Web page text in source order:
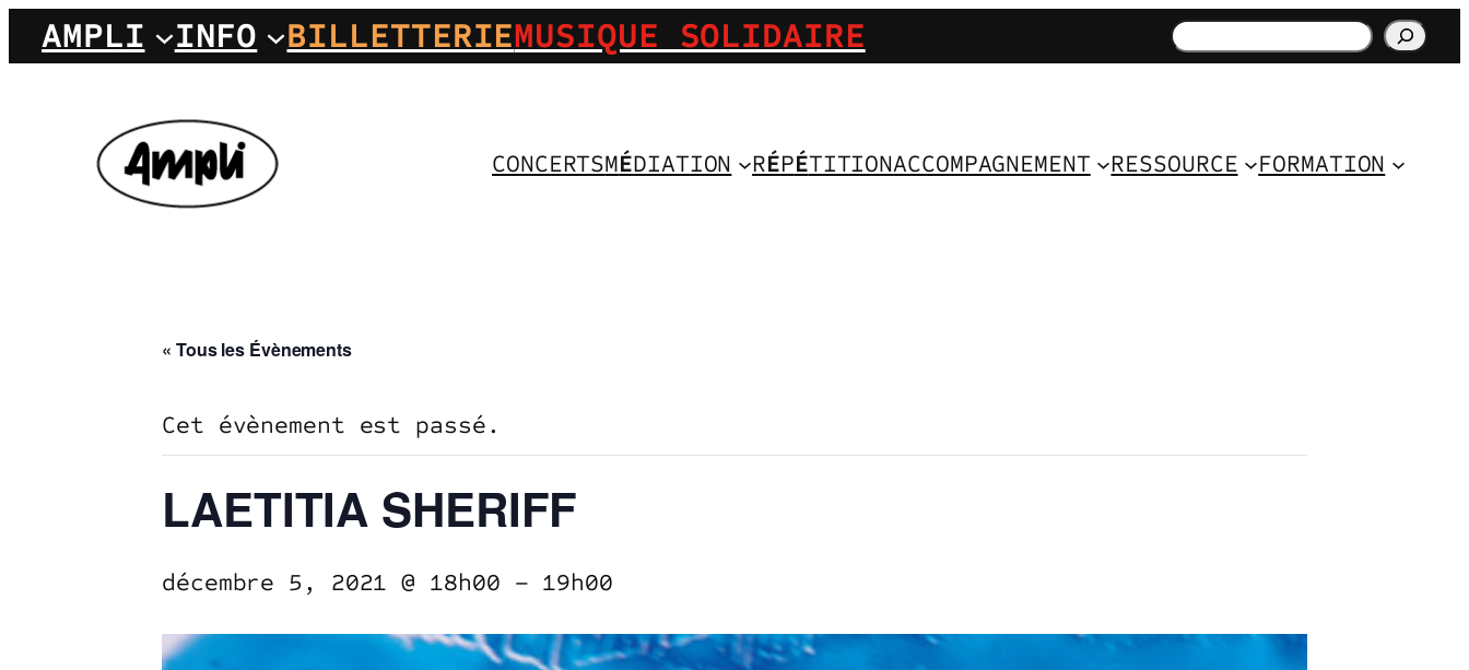
AMPLI INFO BILLETTERIEMUSIQUE SOLIDAIRE Rechercher
CONCERTSMÉDIATION RÉPÉTITIONACCOMPAGNEMENT RESSOURCE FORMATION
« Tous les Évènements
Cet évènement est passé.
LAETITIA SHERIFF
décembre 5, 2021 @ 18h00 – 19h00